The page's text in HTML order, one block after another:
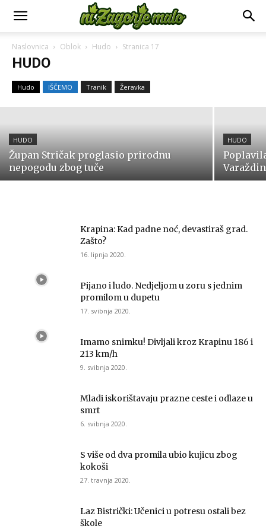
Naslovnica Oblok Hudo Stranica 17
HUDO
Hudo IŠČEMO Tranik Žeravka
Grad Krapina moli vlasnike
zapuštenih grobova da ih urede
9. srpnja 2026.
HUDO
Župan Stričak proglasio prirodnu
nepogodu zbog tuče
HUDO
Krapina: Kad padne noć, devastiraš grad.
Zašto?
16. lipnja 2020.
Pijano i ludo. Nedjeljom u zoru s jednim
promilom u dupetu
17. svibnja 2020.
Imamo snimku! Divljali kroz Krapinu 186 i
213 km/h
9. svibnja 2020.
Mladi iskorištavaju prazne ceste i odlaze u
smrt
6. svibnja 2020.
S više od dva promila ubio kujicu zbog
kokoši
27. travnja 2020.
Laz Bistrički: Učenici u potresu ostali bez
škole